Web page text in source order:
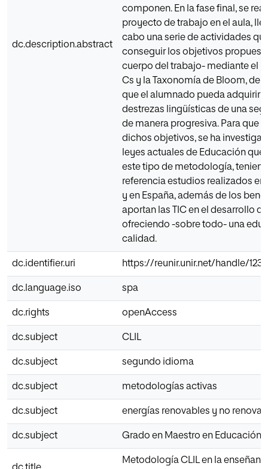
dc.description.abstract
componen. En la fase final, se
proyecto de trabajo en el aula,
cabo una serie de actividades
conseguir los objetivos
cuerpo del trabajo- mediante el
Cs y la Taxonomía de Bloom, de
que el alumnado pueda adquirir
destrezas lingüísticas de una
de manera progresiva. Para que
dichos objetivos, se ha
leyes actuales de Educación que
este tipo de metodología,
referencia estudios realizados en
y en España, además de los
aportan las TIC en el desarrollo
ofreciendo -sobre todo- una
calidad.
dc.identifier.uri https://reunir.unir.net/handle/
dc.language.iso spa
dc.rights openAccess
dc.subject CLIL
dc.subject segundo idioma
dc.subject metodologías activas
dc.subject energías renovables y no
dc.subject Grado en Maestro en Educación
Metodología CLIL en la